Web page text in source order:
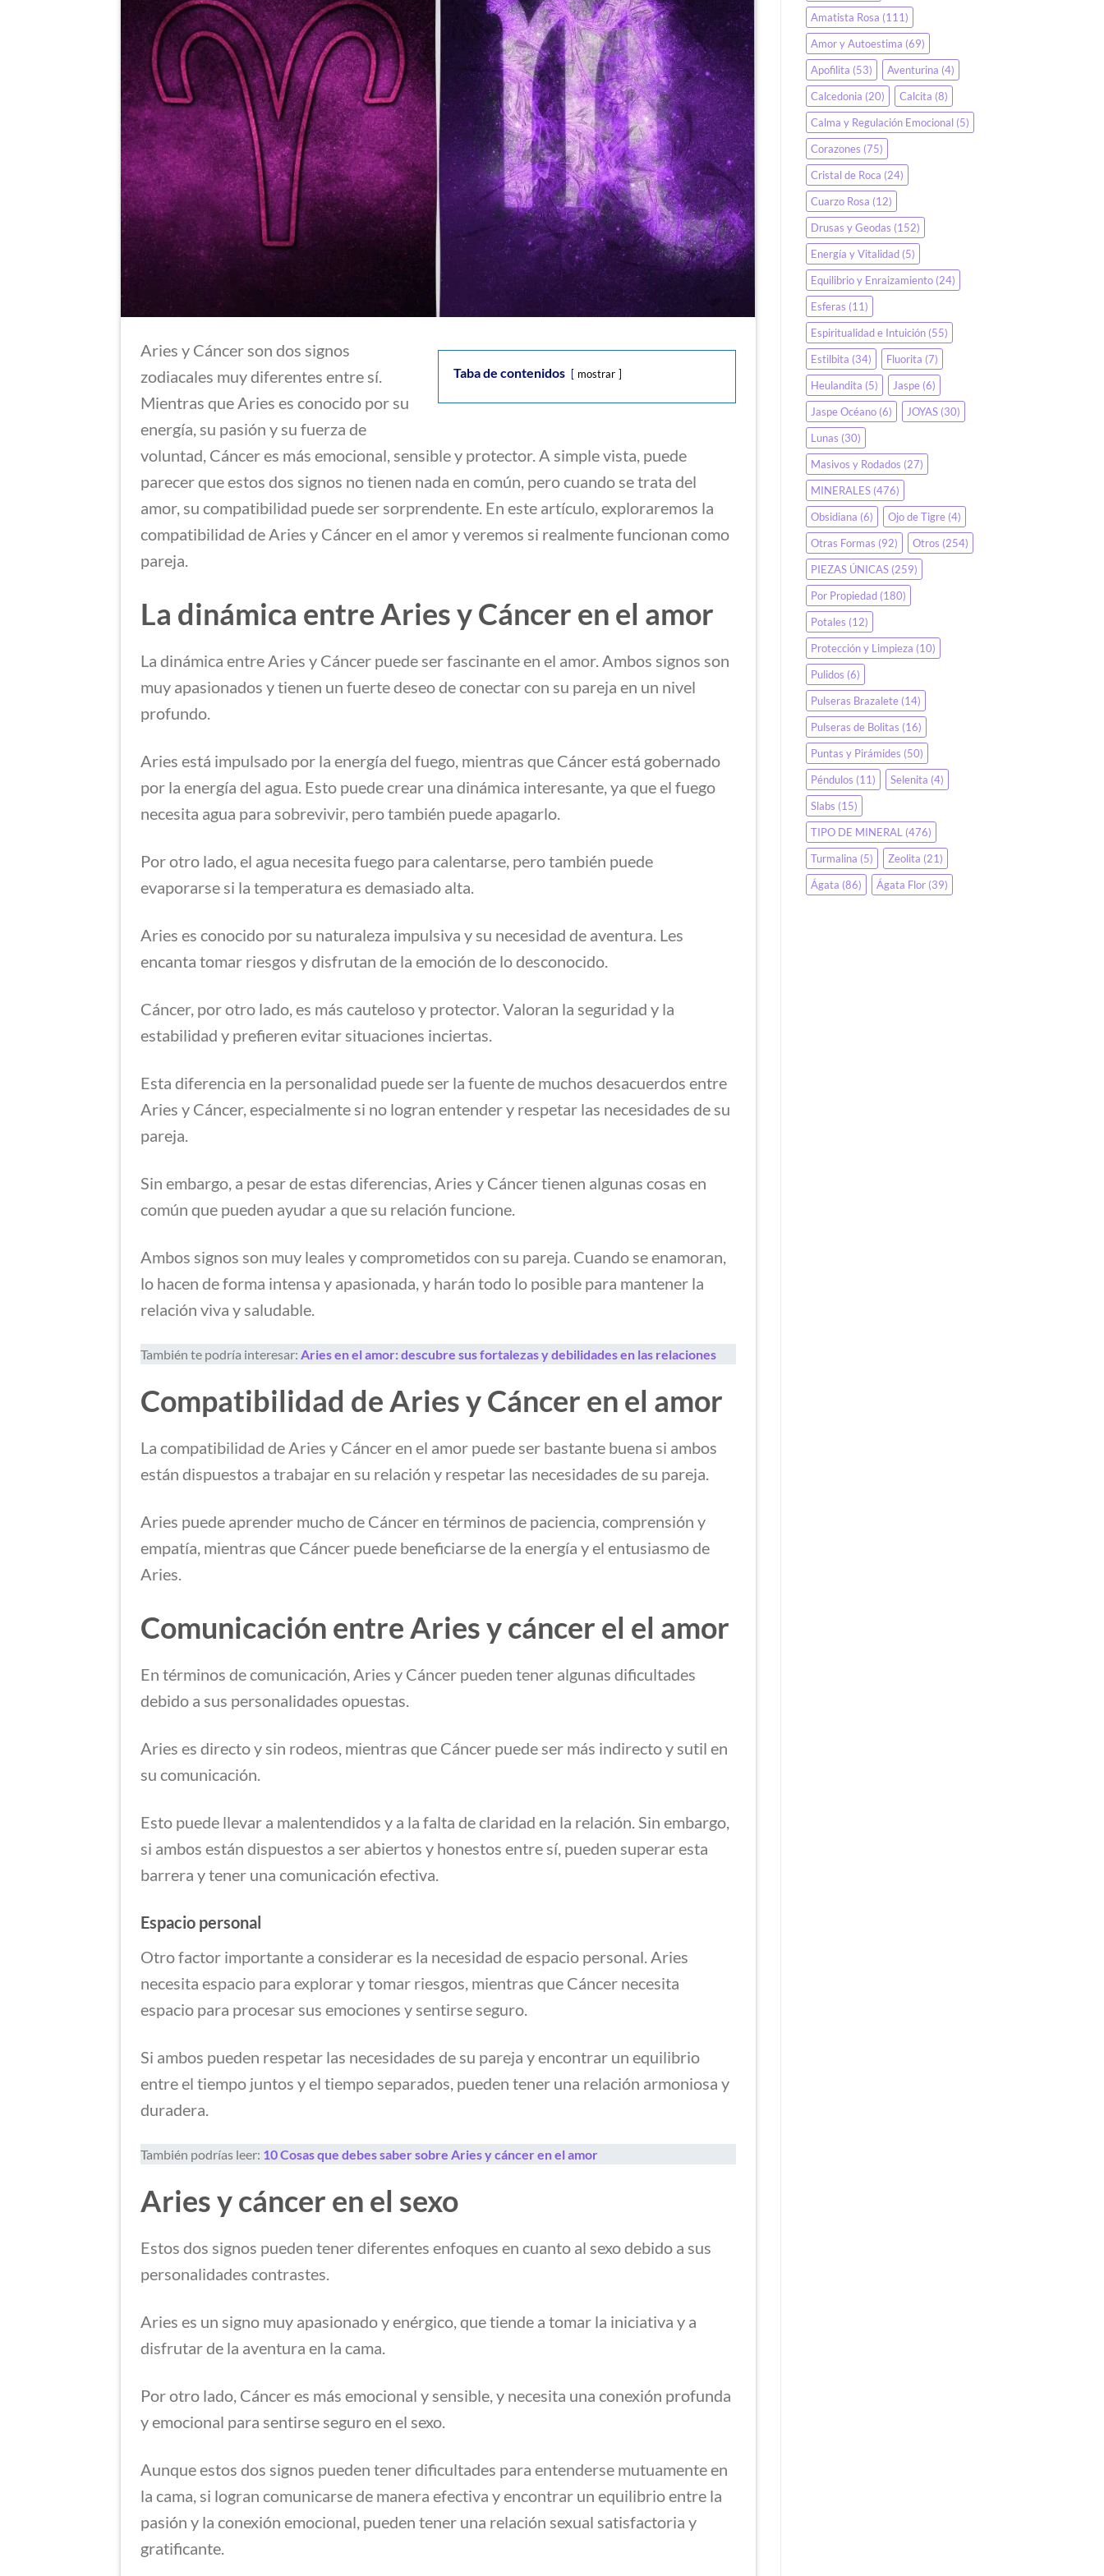
Taba de contenidos mostrar
Aries y Cáncer son dos signos
zodiacales muy diferentes entre sí.
Mientras que Aries es conocido por su
energía, su pasión y su fuerza de
voluntad, Cáncer es más emocional, sensible y protector. A simple vista, puede
parecer que estos dos signos no tienen nada en común, pero cuando se trata del
amor, su compatibilidad puede ser sorprendente. En este artículo, exploraremos la
compatibilidad de Aries y Cáncer en el amor y veremos si realmente funcionan como
pareja.
La dinámica entre Aries y Cáncer en el amor
La dinámica entre Aries y Cáncer puede ser fascinante en el amor. Ambos signos son
muy apasionados y tienen un fuerte deseo de conectar con su pareja en un nivel
profundo.
Aries está impulsado por la energía del fuego, mientras que Cáncer está gobernado
por la energía del agua. Esto puede crear una dinámica interesante, ya que el fuego
necesita agua para sobrevivir, pero también puede apagarlo.
Por otro lado, el agua necesita fuego para calentarse, pero también puede
evaporarse si la temperatura es demasiado alta.
Aries es conocido por su naturaleza impulsiva y su necesidad de aventura. Les
encanta tomar riesgos y disfrutan de la emoción de lo desconocido.
Cáncer, por otro lado, es más cauteloso y protector. Valoran la seguridad y la
estabilidad y prefieren evitar situaciones inciertas.
Esta diferencia en la personalidad puede ser la fuente de muchos desacuerdos entre
Aries y Cáncer, especialmente si no logran entender y respetar las necesidades de su
pareja.
Sin embargo, a pesar de estas diferencias, Aries y Cáncer tienen algunas cosas en
común que pueden ayudar a que su relación funcione.
Ambos signos son muy leales y comprometidos con su pareja. Cuando se enamoran,
lo hacen de forma intensa y apasionada, y harán todo lo posible para mantener la
relación viva y saludable.
También te podría interesar: Aries en el amor: descubre sus fortalezas y debilidades en las relaciones
Compatibilidad de Aries y Cáncer en el amor
La compatibilidad de Aries y Cáncer en el amor puede ser bastante buena si ambos
están dispuestos a trabajar en su relación y respetar las necesidades de su pareja.
Aries puede aprender mucho de Cáncer en términos de paciencia, comprensión y
empatía, mientras que Cáncer puede beneficiarse de la energía y el entusiasmo de
Aries.
Comunicación entre Aries y cáncer el el amor
En términos de comunicación, Aries y Cáncer pueden tener algunas dificultades
debido a sus personalidades opuestas.
Aries es directo y sin rodeos, mientras que Cáncer puede ser más indirecto y sutil en
su comunicación.
Esto puede llevar a malentendidos y a la falta de claridad en la relación. Sin embargo,
si ambos están dispuestos a ser abiertos y honestos entre sí, pueden superar esta
barrera y tener una comunicación efectiva.
Espacio personal
Otro factor importante a considerar es la necesidad de espacio personal. Aries
necesita espacio para explorar y tomar riesgos, mientras que Cáncer necesita
espacio para procesar sus emociones y sentirse seguro.
Si ambos pueden respetar las necesidades de su pareja y encontrar un equilibrio
entre el tiempo juntos y el tiempo separados, pueden tener una relación armoniosa y
duradera.
También podrías leer: 10 Cosas que debes saber sobre Aries y cáncer en el amor
Aries y cáncer en el sexo
Estos dos signos pueden tener diferentes enfoques en cuanto al sexo debido a sus
personalidades contrastes.
Aries es un signo muy apasionado y enérgico, que tiende a tomar la iniciativa y a
disfrutar de la aventura en la cama.
Por otro lado, Cáncer es más emocional y sensible, y necesita una conexión profunda
y emocional para sentirse seguro en el sexo.
Aunque estos dos signos pueden tener dificultades para entenderse mutuamente en
la cama, si logran comunicarse de manera efectiva y encontrar un equilibrio entre la
pasión y la conexión emocional, pueden tener una relación sexual satisfactoria y
gratificante.
Amatista Rosa (111)
Amor y Autoestima (69)
Apofilita (53) Aventurina (4)
Calcedonia (20) Calcita (8)
Calma y Regulación Emocional(5)
Corazones (75)
Cristal de Roca (24)
Cuarzo Rosa (12)
Drusas y Geodas (152)
Energía y Vitalidad(5)
Equilibrio y Enraizamiento(24)
Esferas (11)
Espiritualidad e Intuición(55)
Estilbita (34) Fluorita (7)
Heulandita (5) Jaspe(6)
Jaspe Océano(6) JOYAS(30)
Lunas (30)
Masivos y Rodados (27)
MINERALES(476)
Obsidiana (6) Ojo de Tigre(4)
Otras Formas (92) Otros (254)
PIEZAS ÚNICAS(259)
Por Propiedad(180)
Potales (12)
Protección y Limpieza (10)
Pulidos (6)
Pulseras Brazalete(14)
Pulseras de Bolitas (16)
Puntas y Pirámides (50)
Péndulos (11) Selenita (4)
Slabs (15)
TIPO DE MINERAL (476)
Turmalina (5) Zeolita (21)
Ágata (86) Ágata Flor(39)